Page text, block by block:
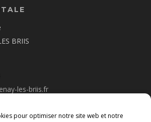
pour optimiser notre site web et notre
BRIIS
les-briis.fr